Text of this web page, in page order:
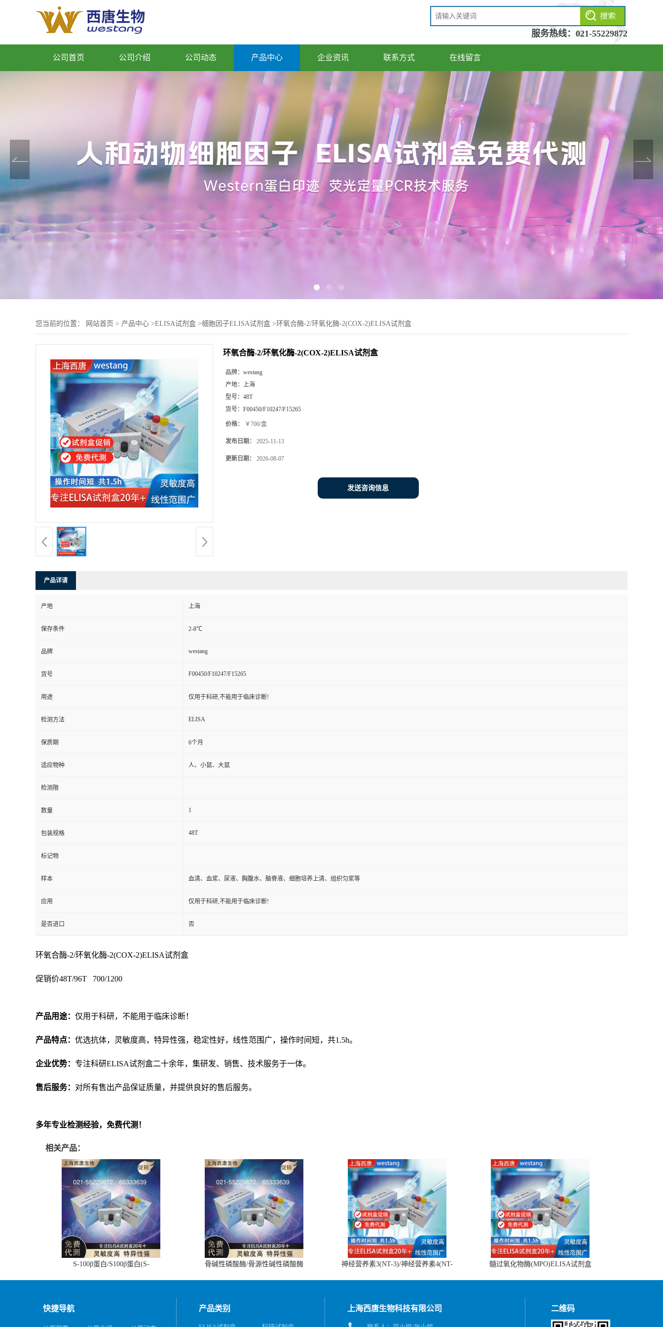
服务热线： 021-55229872
公司首页 公司介绍 公司动态 产品中心 企业资讯 联系方式 在线留言
您当前的位置： 网站首页 > 产品中心 >ELISA试剂盒 >细胞因子ELISA试剂盒 >环氧合酶-2/环氧化酶-2(COX-2)ELISA试剂盒
环氧合酶-2/环氧化酶-2(COX-2)ELISA试剂盒
品牌： westang
产地： 上海
型号： 48T
货号： F00450/F10247/F15265
价格： ￥700/盒
发布日期： 2025-11-13
更新日期： 2026-08-07
发送咨询信息
产品详请
产地 上海
保存条件 2-8℃
品牌 westang
货号 F00450/F10247/F15265
用途 仅用于科研,不能用于临床诊断!
检测方法 ELISA
保质期 6个月
适应物种 人、小鼠、大鼠
检测限
数量 1
包装规格 48T
标记物
样本 血清、血浆、尿液、胸腹水、脑脊液、细胞培养上清、组织匀浆等
应用 仅用于科研,不能用于临床诊断!
是否进口 否
环氧合酶-2/环氧化酶-2(COX-2)ELISA试剂盒
促销价48T/96T 700/1200
产品用途： 仅用于科研，不能用于临床诊断！
产品特点： 优选抗体，灵敏度高，特异性强，稳定性好，线性范围广，操作时间短，共1.5h。
企业优势： 专注科研ELISA试剂盒二十余年，集研发、销售、技术服务于一体。
售后服务： 对所有售出产品保证质量，并提供良好的售后服务。
多年专业检测经验，免费代测！
相关产品：
S-100β蛋白/S100β蛋白(S-
骨碱性磷酸酶/骨源性碱性磷酸酶
神经营养素3(NT-3)/神经营养素4(NT-
髓过氧化物酶(MPO)ELISA试剂盒
快捷导航 产品类别 上海西唐生物科技有限公司 二维码